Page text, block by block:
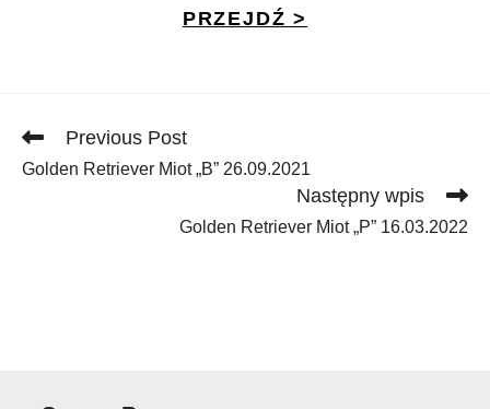
PRZEJDŹ >
Read
articles
Previous Post
Golden Retriever Miot „B” 26.09.2021
Następny wpis
Golden Retriever Miot „P” 16.03.2022